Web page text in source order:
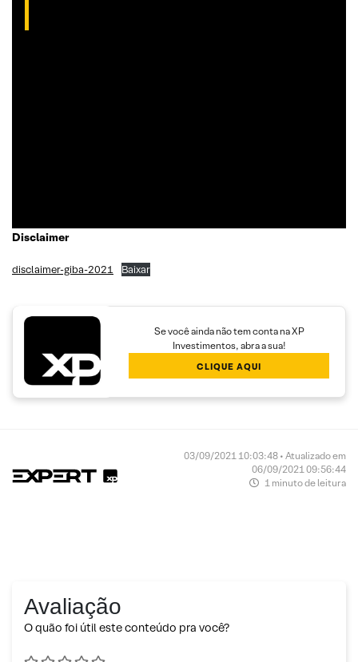
Disclaimer
disclaimer-giba-2021 Baixar
Se você ainda não tem conta na XP
Investimentos, abra a sua!
CLIQUE AQUI
03/09/2021 10:03:48 • Atualizado em
06/09/2021 09:56:44
1 minuto de leitura
Avaliação
O quão foi útil este conteúdo pra você?